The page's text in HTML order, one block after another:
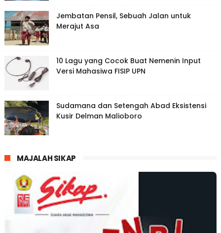
Jembatan Pensil, Sebuah Jalan untuk
Merajut Asa
10 Lagu yang Cocok Buat Nemenin Input
Versi Mahasiwa FISIP UPN
Sudamana dan Setengah Abad Eksistensi
Kusir Delman Malioboro
MAJALAH SIKAP